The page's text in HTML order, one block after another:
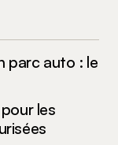
parc auto : le
les